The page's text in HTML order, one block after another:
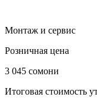
Монтаж и сервис
Розничная цена
3 045 сомони
Итоговая стоимость